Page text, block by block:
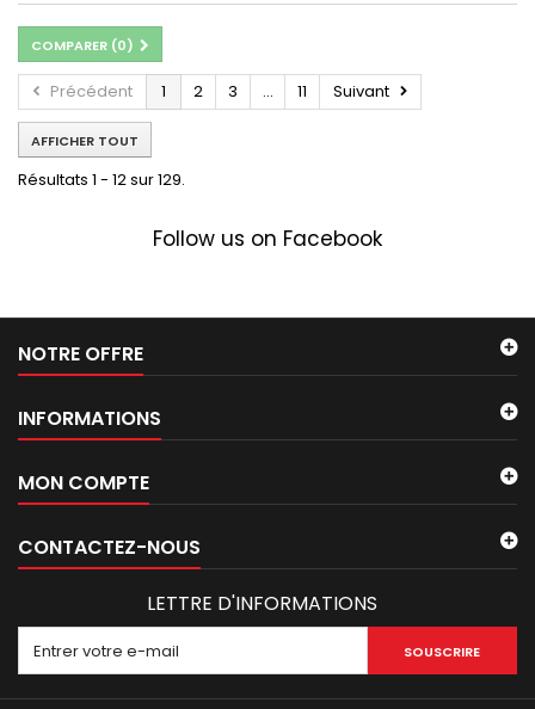
COMPARER (0)
Précédent 1 2 3 ... 11 Suivant
AFFICHER TOUT
Résultats 1 - 12 sur 129.
Follow us on Facebook
NOTRE OFFRE
INFORMATIONS
MON COMPTE
CONTACTEZ-NOUS
LETTRE D'INFORMATIONS
SOUSCRIRE